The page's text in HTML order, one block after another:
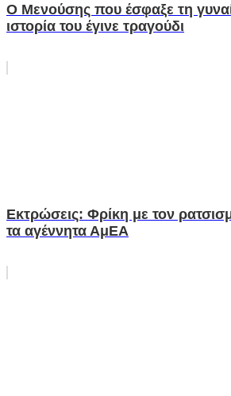
Ο Μενούσης που έσφαξε τη
ιστορία του έγινε τραγούδι
Εκτρώσεις: Φρίκη με τον
τα αγέννητα ΑμΕΑ